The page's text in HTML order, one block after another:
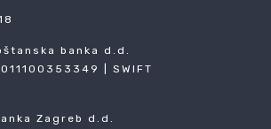
banka d.d.
| SWIFT
Zagreb d.d.